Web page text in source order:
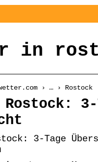
in
› … › Rostock
3-
3-Tage